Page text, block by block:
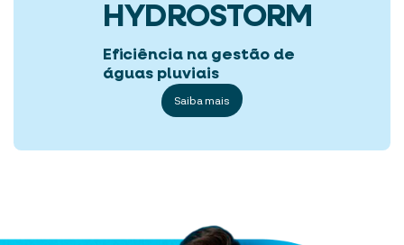
HYDROSTORM
Eficiência na gestão de
águas pluviais
Saiba mais